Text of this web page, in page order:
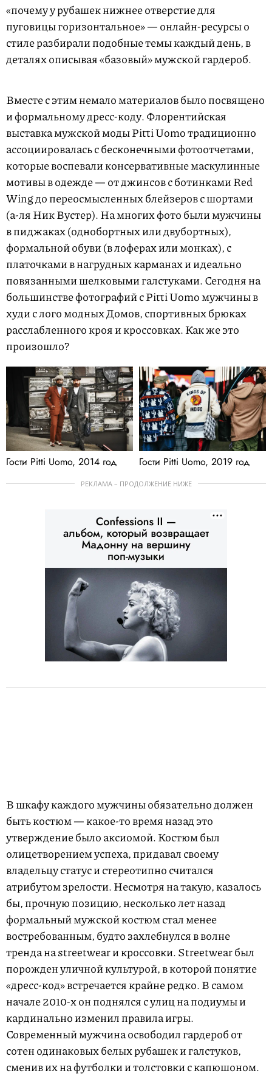
«почему у рубашек нижнее отверстие для
пуговицы горизонтальное» — онлайн-ресурсы о
стиле разбирали подобные темы каждый день, в
деталях описывая «базовый» мужской гардероб.
Вместе с этим немало материалов было посвящено
и формальному дресс-коду. Флорентийская
выставка мужской моды Pitti Uomo традиционно
ассоциировалась с бесконечными фотоотчетами,
которые воспевали консервативные маскулинные
мотивы в одежде — от джинсов с ботинками Red
Wing до переосмысленных блейзеров с шортами
(а-ля Ник Вустер). На многих фото были мужчины
в пиджаках (однобортных или двубортных),
формальной обуви (в лоферах или монках), с
платочками в нагрудных карманах и идеально
повязанными шелковыми галстуками. Сегодня на
большинстве фотографий с Pitti Uomo мужчины в
худи с лого модных Домов, спортивных брюках
расслабленного кроя и кроссовках. Как же это
произошло?
Гости Pitti Uomo, 2014 год Гости Pitti Uomo, 2019 год
РЕКЛАМА – ПРОДОЛЖЕНИЕ НИЖЕ
В шкафу каждого мужчины обязательно должен
быть костюм — какое-то время назад это
утверждение было аксиомой. Костюм был
олицетворением успеха, придавал своему
владельцу статус и стереотипно считался
атрибутом зрелости. Несмотря на такую, казалось
бы, прочную позицию, несколько лет назад
формальный мужской костюм стал менее
востребованным, будто захлебнулся в волне
тренда на streetwear и кроссовки. Streetwear был
порожден уличной культурой, в которой понятие
«дресс-код» встречается крайне редко. В самом
начале 2010-х он поднялся с улиц на подиумы и
кардинально изменил правила игры.
Современный мужчина освободил гардероб от
сотен одинаковых белых рубашек и галстуков,
сменив их на футболки и толстовки с капюшоном.